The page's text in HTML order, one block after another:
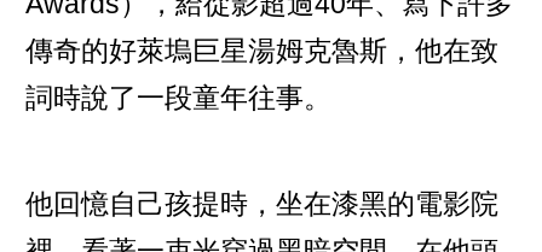
傳奇的好萊塢巨星湯姆克魯斯，他在致
詞時說了一段童年往事。
他回憶自己孩提時，坐在漆黑的電影院